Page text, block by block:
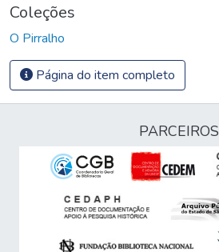
Coleções
O Pirralho
Página do item completo
PARCEIROS